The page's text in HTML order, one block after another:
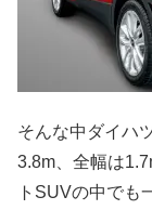
そんな中ダイハ
3.8m、全幅は
トSUVの中でも